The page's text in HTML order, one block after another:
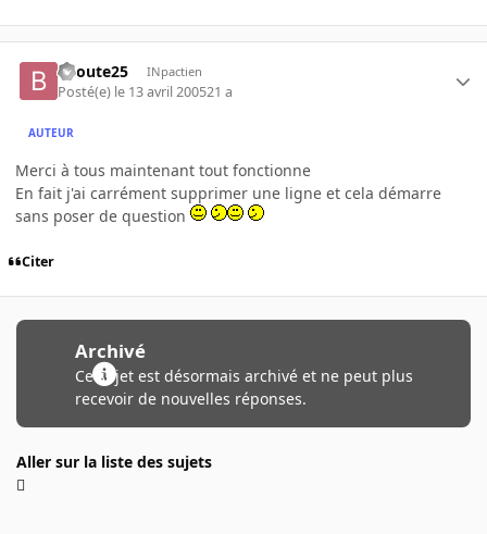
biloute25 INpactien
Posté(e) le 13 avril 200521 a
AUTEUR
Merci à tous maintenant tout fonctionne
En fait j'ai carrément supprimer une ligne et cela démarre
sans poser de question
Citer
Archivé
Ce sujet est désormais archivé et ne peut plus
recevoir de nouvelles réponses.
Aller sur la liste des sujets